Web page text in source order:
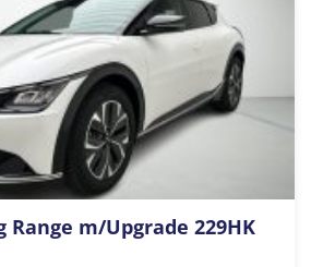
Range m/Upgrade 229HK